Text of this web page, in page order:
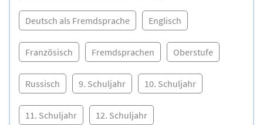
Deutsch als Fremdsprache Englisch
Französisch Fremdsprachen Oberstufe
Russisch 9. Schuljahr 10. Schuljahr
11. Schuljahr 12. Schuljahr